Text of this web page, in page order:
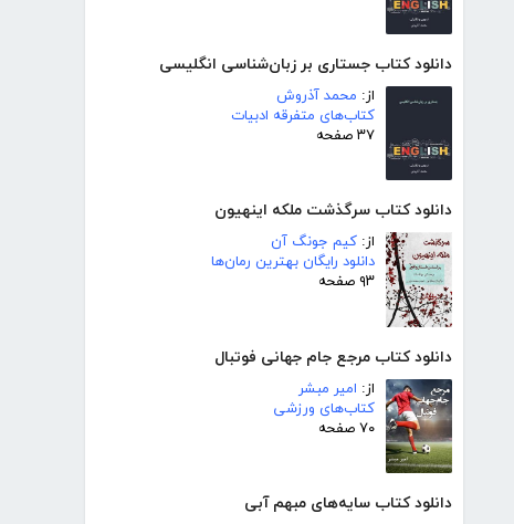
دانلود کتاب جستاری بر زبان‌شناسی انگلیسی
از: محمد آذروش
کتاب‌های متفرقه ادبیات
۳۷ صفحه
دانلود کتاب سرگذشت ملکه اینهیون
از: کیم جونگ آن
دانلود رایگان بهترین رمان‌ها
۹۳ صفحه
دانلود کتاب مرجع جام جهانی فوتبال
از: امیر مبشر
کتاب‌های ورزشی
۷۰ صفحه
دانلود کتاب سایه‌های مبهم آبی